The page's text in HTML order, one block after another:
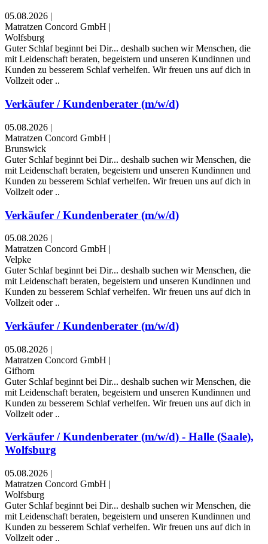
05.08.2026 |
Matratzen Concord GmbH |
Wolfsburg
Guter Schlaf beginnt bei Dir... deshalb suchen wir Menschen, die
mit Leidenschaft beraten, begeistern und unseren Kundinnen und
Kunden zu besserem Schlaf verhelfen. Wir freuen uns auf dich in
Vollzeit oder ..
Verkäufer / Kundenberater (m/w/d)
05.08.2026 |
Matratzen Concord GmbH |
Brunswick
Guter Schlaf beginnt bei Dir... deshalb suchen wir Menschen, die
mit Leidenschaft beraten, begeistern und unseren Kundinnen und
Kunden zu besserem Schlaf verhelfen. Wir freuen uns auf dich in
Vollzeit oder ..
Verkäufer / Kundenberater (m/w/d)
05.08.2026 |
Matratzen Concord GmbH |
Velpke
Guter Schlaf beginnt bei Dir... deshalb suchen wir Menschen, die
mit Leidenschaft beraten, begeistern und unseren Kundinnen und
Kunden zu besserem Schlaf verhelfen. Wir freuen uns auf dich in
Vollzeit oder ..
Verkäufer / Kundenberater (m/w/d)
05.08.2026 |
Matratzen Concord GmbH |
Gifhorn
Guter Schlaf beginnt bei Dir... deshalb suchen wir Menschen, die
mit Leidenschaft beraten, begeistern und unseren Kundinnen und
Kunden zu besserem Schlaf verhelfen. Wir freuen uns auf dich in
Vollzeit oder ..
Verkäufer / Kundenberater (m/w/d) - Halle (Saale),
Wolfsburg
05.08.2026 |
Matratzen Concord GmbH |
Wolfsburg
Guter Schlaf beginnt bei Dir... deshalb suchen wir Menschen, die
mit Leidenschaft beraten, begeistern und unseren Kundinnen und
Kunden zu besserem Schlaf verhelfen. Wir freuen uns auf dich in
Vollzeit oder ..